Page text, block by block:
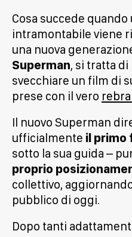
Cosa succede quando
intramontabile viene
una nuova
Superman, si tratta
svecchiare un film di
prese con il vero
Il nuovo Superman
ufficialmente il primo
sotto la sua guida –
proprio
collettivo,
pubblico di oggi.
Dopo tanti